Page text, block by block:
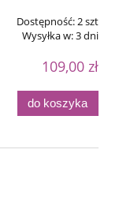
Dostępność:2 szt
Wysyłka w:3 dni
109,00 zł
do koszyka